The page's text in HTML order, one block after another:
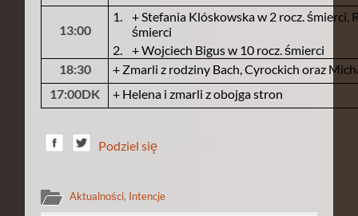
13:00
1.
+ Stefania Klóskowska w 2 rocz. śmierci,
śmierci
2.
+ Wojciech Bigus w 10 rocz. śmierci
18:30
+ Zmarli z rodziny Bach, Cyrockich oraz
17:00DK
+ Helena i zmarli z obojga stron
Podziel się
Aktualności, Intencje